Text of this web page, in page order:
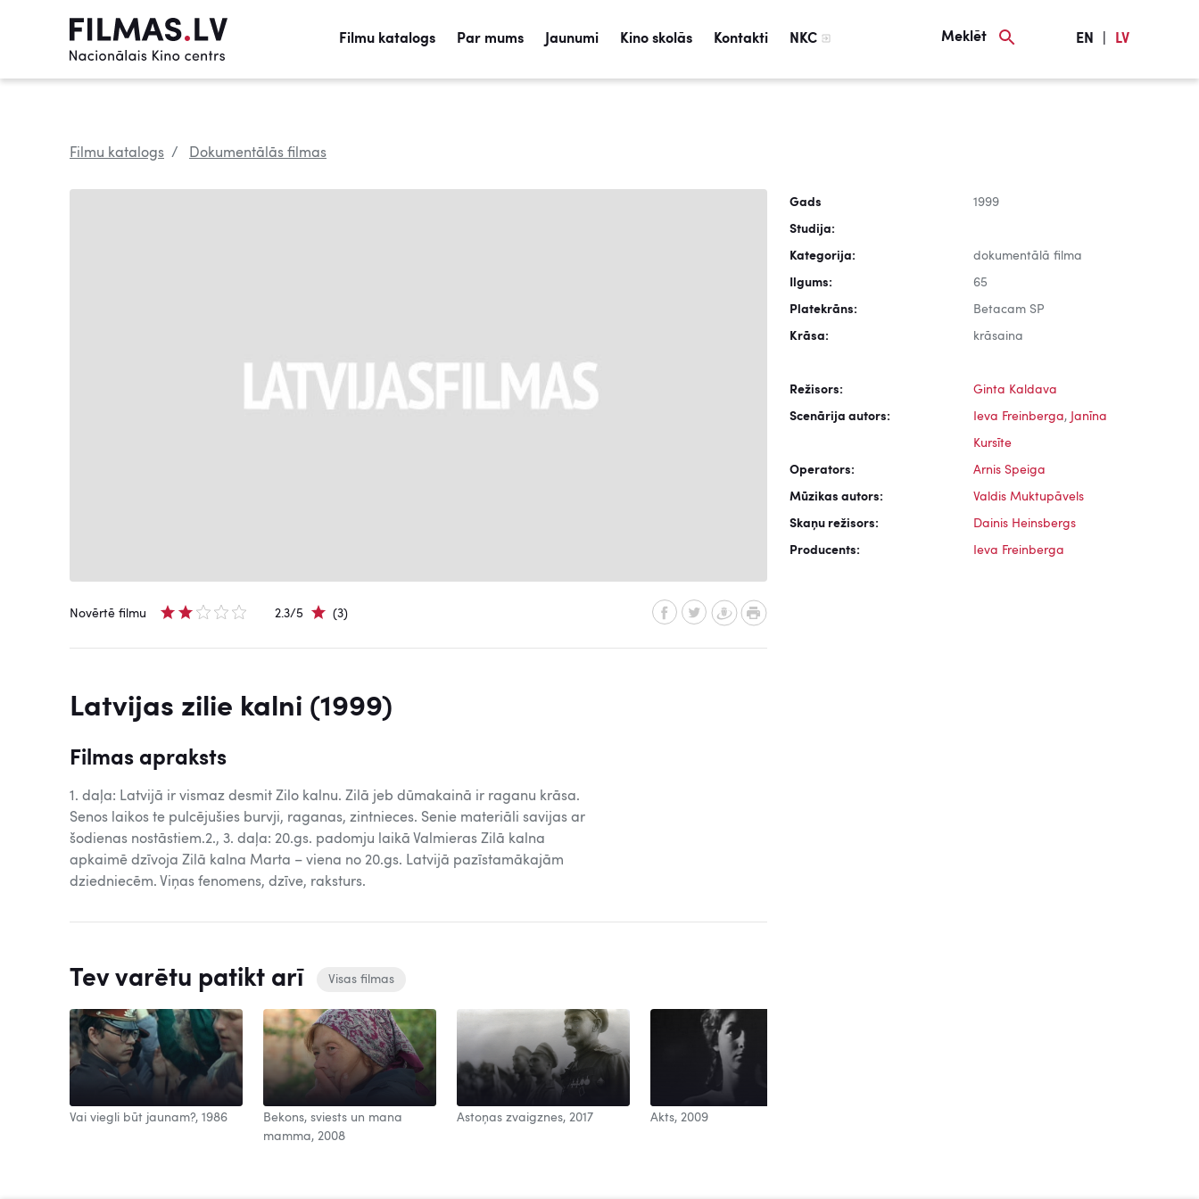
Filmu katalogs Par mums Jaunumi Kino skolās Kontakti NKC Meklēt EN LV
Filmu katalogs Dokumentālās filmas
Novērtē filmu 2.3/5 (3)
Latvijas zilie kalni (1999)
Filmas apraksts
1. daļa: Latvijā ir vismaz desmit Zilo kalnu. Zilā jeb dūmakainā ir raganu krāsa.
Senos laikos te pulcējušies burvji, raganas, zintnieces. Senie materiāli savijas ar
šodienas nostāstiem.2., 3. daļa: 20.gs. padomju laikā Valmieras Zilā kalna
apkaimē dzīvoja Zilā kalna Marta – viena no 20.gs. Latvijā pazīstamākajām
dziedniecēm. Viņas fenomens, dzīve, raksturs.
Tev varētu patikt arī Visas filmas
Vai viegli būt jaunam?, 1986
Bekons, sviests un mana
mamma, 2008
Astoņas zvaigznes, 2017 Akts, 2009
Gads 1999
Studija:
Kategorija: dokumentālā filma
Ilgums: 65
Platekrāns: Betacam SP
Krāsa: krāsaina
Režisors: Ginta Kaldava
Scenārija autors: Ieva Freinberga, Janīna
Kursīte
Operators: Arnis Speiga
Mūzikas autors: Valdis Muktupāvels
Skaņu režisors: Dainis Heinsbergs
Producents: Ieva Freinberga